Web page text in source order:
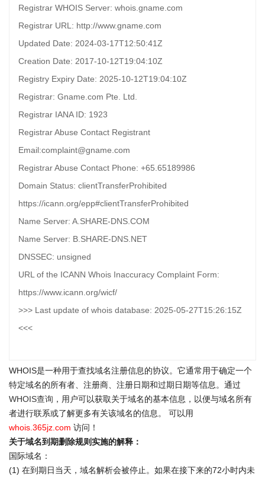
Registrar WHOIS Server: whois.gname.com
Registrar URL: http://www.gname.com
Updated Date: 2024-03-17T12:50:41Z
Creation Date: 2017-10-12T19:04:10Z
Registry Expiry Date: 2025-10-12T19:04:10Z
Registrar: Gname.com Pte. Ltd.
Registrar IANA ID: 1923
Registrar Abuse Contact Registrant
Email:complaint@gname.com
Registrar Abuse Contact Phone: +65.65189986
Domain Status: clientTransferProhibited
https://icann.org/epp#clientTransferProhibited
Name Server: A.SHARE-DNS.COM
Name Server: B.SHARE-DNS.NET
DNSSEC: unsigned
URL of the ICANN Whois Inaccuracy Complaint Form:
https://www.icann.org/wicf/
>>> Last update of whois database: 2025-05-27T15:26:15Z
<<<
WHOIS是一种用于查找域名注册信息的协议。它通常用于确定一个
特定域名的所有者、注册商、注册日期和过期日期等信息。通过
WHOIS查询 ，用户可以获取关于域名的基本信息，以便与域名所有
者进行联系或了解更多有关该域名的信息。 可以用
whois.365jz.com 访问！
关于域名到期删除规则实施的解释：
国际域名：
(1) 在到期日当天，域名解析会被停止。如果在接下来的72小时内未